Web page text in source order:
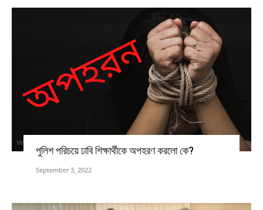
পুলিশ পরিচয়ে ঢাবি শিক্ষার্থীকে অপহরণ করলো কে?
September 3, 2022